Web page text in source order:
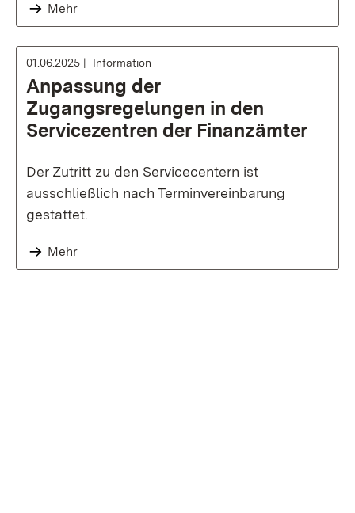
Mehr
01.06.2025 Information
Anpassung der
Zugangsregelungen in den
Servicezentren der Finanzämter
Der Zutritt zu den Servicecentern ist
ausschließlich nach Terminvereinbarung
gestattet.
Mehr